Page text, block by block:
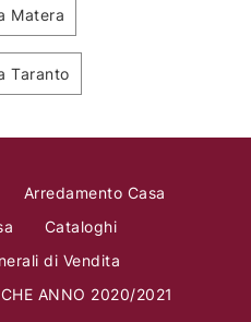
Matera
Taranto
Arredamento Casa
Cataloghi
di Vendita
ANNO 2020/2021